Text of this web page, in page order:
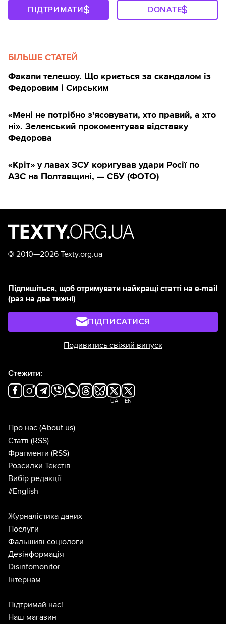
ПІДТРИМАТИ DONATE
БІЛЬШЕ СТАТЕЙ
Факапи телешоу. Що криється за скандалом із
Федоровим і Сирським
«Мені не потрібно з'ясовувати, хто правий, а хто
ні». Зеленський прокоментував відставку
Федорова
«Кріт» у лавах ЗСУ коригував удари Росії по
АЗС на Полтавщині, — СБУ (ФОТО)
© 2010—2026 Texty.org.ua
Підпишіться, щоб отримувати найкращі статті на e-mail
(раз на два тижні)
ПІДПИСАТИСЯ
Подивитись свіжий випуск
Стежити:
UA EN
Про нас (About us)
Статті (RSS)
Фрагменти (RSS)
Розсилки Текстів
Вибір редакції
#English
Журналістика даних
Послуги
Фальшиві соціологи
Дезінформація
Disinfomonitor
Інтернам
Підтримай нас!
Наш магазин